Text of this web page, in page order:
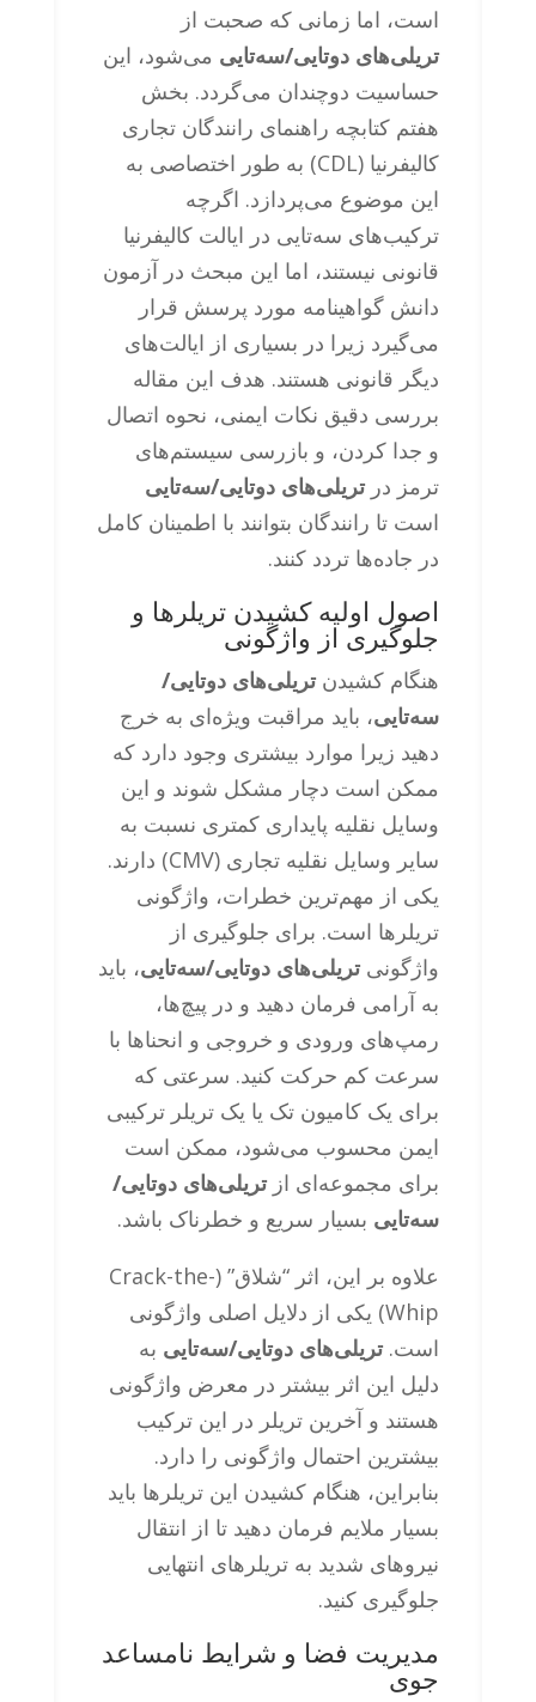
است، اما زمانی که صحبت از
تریلی‌های دوتایی/سه‌تایی می‌شود، این
حساسیت دوچندان می‌گردد. بخش
هفتم کتابچه راهنمای رانندگان تجاری
کالیفرنیا (CDL) به طور اختصاصی به
این موضوع می‌پردازد. اگرچه
ترکیب‌های سه‌تایی در ایالت کالیفرنیا
قانونی نیستند، اما این مبحث در آزمون
دانش گواهینامه مورد پرسش قرار
می‌گیرد زیرا در بسیاری از ایالت‌های
دیگر قانونی هستند. هدف این مقاله
بررسی دقیق نکات ایمنی، نحوه اتصال
و جدا کردن، و بازرسی سیستم‌های
ترمز در تریلی‌های دوتایی/سه‌تایی
است تا رانندگان بتوانند با اطمینان کامل
در جاده‌ها تردد کنند.
اصول اولیه کشیدن تریلرها و
جلوگیری از واژگونی
هنگام کشیدن تریلی‌های دوتایی/
سه‌تایی، باید مراقبت ویژه‌ای به خرج
دهید زیرا موارد بیشتری وجود دارد که
ممکن است دچار مشکل شوند و این
وسایل نقلیه پایداری کمتری نسبت به
سایر وسایل نقلیه تجاری (CMV) دارند.
یکی از مهم‌ترین خطرات، واژگونی
تریلرها است. برای جلوگیری از
واژگونی تریلی‌های دوتایی/سه‌تایی، باید
به آرامی فرمان دهید و در پیچ‌ها،
رمپ‌های ورودی و خروجی و انحناها با
سرعت کم حرکت کنید. سرعتی که
برای یک کامیون تک یا یک تریلر ترکیبی
ایمن محسوب می‌شود، ممکن است
برای مجموعه‌ای از تریلی‌های دوتایی/
سه‌تایی بسیار سریع و خطرناک باشد.
علاوه بر این، اثر “شلاق” (Crack-the-
Whip) یکی از دلایل اصلی واژگونی
است. تریلی‌های دوتایی/سه‌تایی به
دلیل این اثر بیشتر در معرض واژگونی
هستند و آخرین تریلر در این ترکیب
بیشترین احتمال واژگونی را دارد.
بنابراین، هنگام کشیدن این تریلرها باید
بسیار ملایم فرمان دهید تا از انتقال
نیروهای شدید به تریلرهای انتهایی
جلوگیری کنید.
مدیریت فضا و شرایط نامساعد
جوی